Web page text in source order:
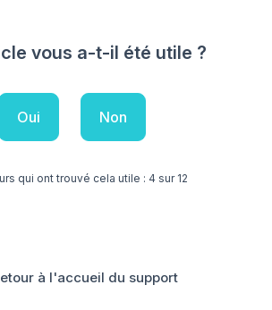
vous a-t-il été utile ?
Oui Non
qui ont trouvé cela utile : 4 sur 12
à l'accueil du support